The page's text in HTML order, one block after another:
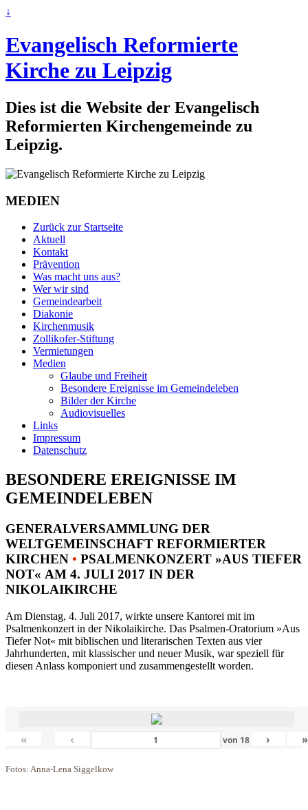
↓
Evangelisch Reformierte
Kirche zu Leipzig
Dies ist die Website der Evangelisch
Reformierten Kirchengemeinde zu
Leipzig.
MEDIEN
Zurück zur Startseite
Aktuell
Kontakt
Prävention
Was macht uns aus?
Wer wir sind
Gemeindearbeit
Diakonie
Kirchenmusik
Zollikofer-Stiftung
Vermietungen
Medien
Glaube und Freiheit
Besondere Ereignisse im Gemeindeleben
Bilder der Kirche
Audiovisuelles
Links
Impressum
Datenschutz
BESONDERE EREIGNISSE IM
GEMEINDELEBEN
GENERALVERSAMMLUNG DER
WELTGEMEINSCHAFT REFORMIERTER
KIRCHEN • PSALMENKONZERT »AUS TIEFER
NOT« AM 4. JULI 2017 IN DER
NIKOLAIKIRCHE
Am Dienstag, 4. Juli 2017, wirkte unsere Kantorei mit im
Psalmenkonzert in der Nikolaikirche. Das Psalmen-Oratorium »Aus
Tiefer Not« mit biblischen und literarischen Texten aus vier
Jahrhunderten, mit klassischer und neuer Musik, war speziell für
diesen Anlass komponiert und zusammengestellt worden.
« ‹ von 18 › »
Fotos: Anna-Lena Siggelkow